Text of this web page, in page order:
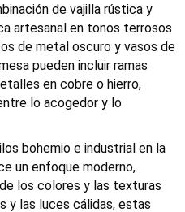
de vajilla rústica y
artesanal en tonos terrosos
de metal oscuro y vasos de
pueden incluir ramas
en cobre o hierro,
lo acogedor y lo
bohemio e industrial en la
un enfoque moderno,
los colores y las texturas
y las luces cálidas, estas